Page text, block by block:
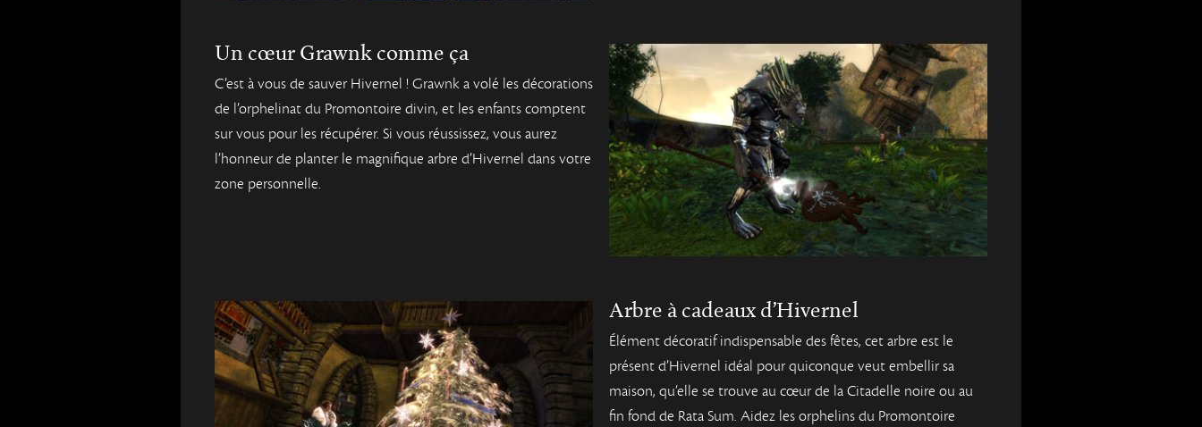
Un cœur Grawnk comme ça
C’est à vous de sauver Hivernel ! Grawnk a volé les décorations
de l’orphelinat du Promontoire divin, et les enfants comptent
sur vous pour les récupérer. Si vous réussissez, vous aurez
l’honneur de planter le magnifique arbre d’Hivernel dans votre
zone personnelle.
Arbre à cadeaux d’Hivernel
Élément décoratif indispensable des fêtes, cet arbre est le
présent d’Hivernel idéal pour quiconque veut embellir sa
maison, qu’elle se trouve au cœur de la Citadelle noire ou au
fin fond de Rata Sum. Aidez les orphelins du Promontoire